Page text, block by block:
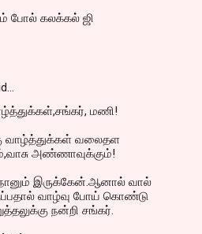
போல் கலக்கல் ஜி
மணி!
வாழ்த்துக்கள் வலைதள
அண்ணாவுக்கும்!
நானும் இருக்கேன்.ஆனால் வால்
வாழ்வு போய் கொண்டு
நன்றி சங்கர்.